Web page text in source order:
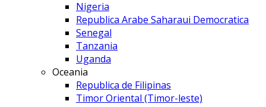
Nigeria
Republica Arabe Saharaui Democratica
Senegal
Tanzania
Uganda
Oceania
Republica de Filipinas
Timor Oriental (Timor-leste)